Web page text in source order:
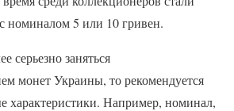
номиналом 5 или 10 гривен.
серьезно заняться
монет Украины, то рекомендуется
характеристики. Например, номинал,